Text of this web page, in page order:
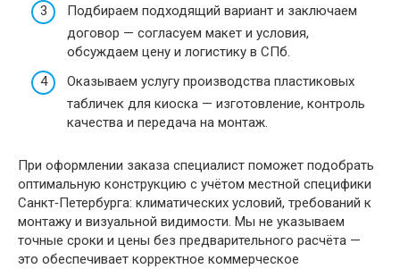
Подбираем подходящий вариант и заключаем
договор — согласуем макет и условия,
обсуждаем цену и логистику в СПб.
Оказываем услугу производства пластиковых
табличек для киоска — изготовление, контроль
качества и передача на монтаж.
При оформлении заказа специалист поможет подобрать
оптимальную конструкцию с учётом местной специфики
Санкт‑Петербурга: климатических условий, требований к
монтажу и визуальной видимости. Мы не указываем
точные сроки и цены без предварительного расчёта —
это обеспечивает корректное коммерческое